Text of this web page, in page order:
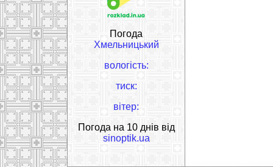
Погода
Хмельницький
вологість:
тиск:
вітер:
Погода на 10 днів від
sinoptik.ua